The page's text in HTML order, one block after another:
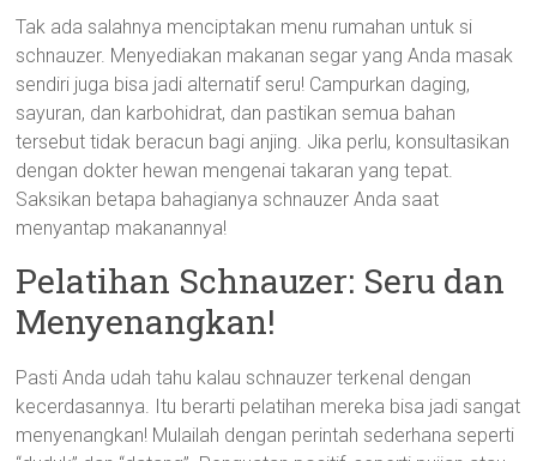
Tak ada salahnya menciptakan menu rumahan untuk si
schnauzer. Menyediakan makanan segar yang Anda masak
sendiri juga bisa jadi alternatif seru! Campurkan daging,
sayuran, dan karbohidrat, dan pastikan semua bahan
tersebut tidak beracun bagi anjing. Jika perlu, konsultasikan
dengan dokter hewan mengenai takaran yang tepat.
Saksikan betapa bahagianya schnauzer Anda saat
menyantap makanannya!
Pelatihan Schnauzer: Seru dan
Menyenangkan!
Pasti Anda udah tahu kalau schnauzer terkenal dengan
kecerdasannya. Itu berarti pelatihan mereka bisa jadi sangat
menyenangkan! Mulailah dengan perintah sederhana seperti